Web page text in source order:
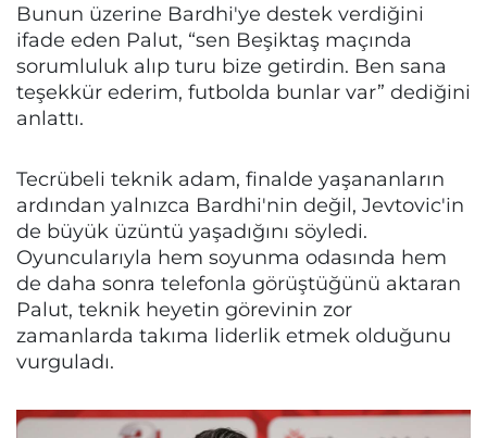
Bunun üzerine Bardhi'ye destek verdiğini
ifade eden Palut, “sen Beşiktaş maçında
sorumluluk alıp turu bize getirdin. Ben sana
teşekkür ederim, futbolda bunlar var” dediğini
anlattı.
Tecrübeli teknik adam, finalde yaşananların
ardından yalnızca Bardhi'nin değil, Jevtovic'in
de büyük üzüntü yaşadığını söyledi.
Oyuncularıyla hem soyunma odasında hem
de daha sonra telefonla görüştüğünü aktaran
Palut, teknik heyetin görevinin zor
zamanlarda takıma liderlik etmek olduğunu
vurguladı.